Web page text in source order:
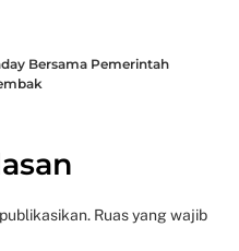
Bersama Pemerintah
Ruas yang wajib